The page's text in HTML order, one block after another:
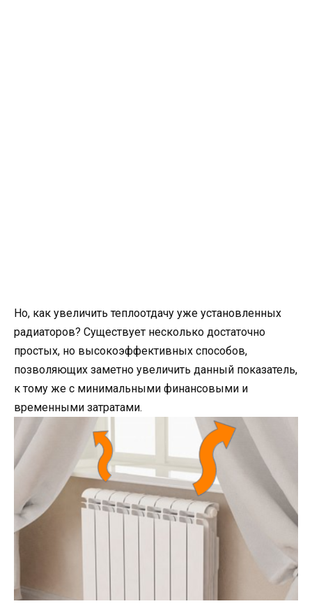
Но, как увеличить теплоотдачу уже установленных
радиаторов? Существует несколько достаточно
простых, но высокоэффективных способов,
позволяющих заметно увеличить данный показатель,
к тому же с минимальными финансовыми и
временными затратами.